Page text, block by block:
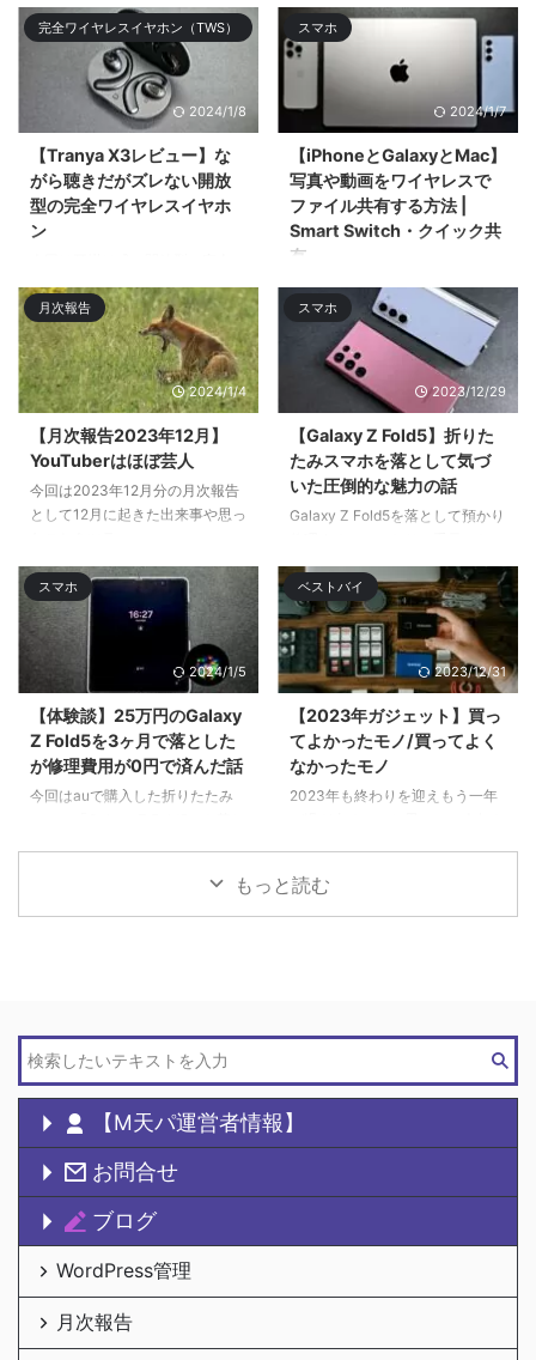
お手頃価格なオープンタイプの完
全ワ ...
今回はアルミニウム筐体採用の
65%レイアウトのメカニカルキー
ボードの ...
完全ワイヤレスイヤホン（TWS）
2024/1/8
【Tranya X3レビュー】な
がら聴きだがズレない開放
型の完全ワイヤレスイヤホ
ン
イヤレスイヤホン「Tranya X3」
をレビューӕ ...
スマホ
2024/1/7
【iPhoneとGalaxyとMac】
写真や動画をワイヤレスで
ファイル共有する方法 |
Smart Switch・クイック共
有
今回はiPhoneとMacとGalaxyス
マホでのワイヤレスでのファイル
共有・ファイル転送 ...
月次報告
2024/1/4
【月次報告2023年12月】
YouTuberはほぼ芸人
今回は2023年12月分の月次報告
として12月に起きた出来事や思っ
スマホ
2023/12/29
【Galaxy Z Fold5】折りた
たみスマホを落として気づ
いた圧倒的な魅力の話
Galaxy Z Fold5を落として預かり
間はサブのGalaxy S22 Ultra& ...
スマホ
2024/1/5
【体験談】25万円のGalaxy
Z Fold5を3ヶ月で落とした
が修理費用が0円で済んだ話
今回はauで購入した折りたたみ
ベストバイ
2023/12/31
【2023年ガジェット】買っ
てよかったモノ/買ってよく
なかったモノ
2023年も終わりを迎えもう一年
もっと読む
【M天パ運営者情報】
お問合せ
ブログ
WordPress管理
月次報告